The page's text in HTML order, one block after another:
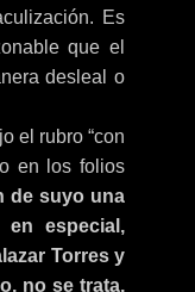
Es
que el
desleal o
el rubro “con
en los folios
de suyo una
especial,
Torres y
no se trata,